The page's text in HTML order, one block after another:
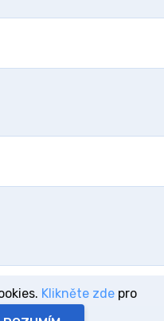
Klikněte zde pro